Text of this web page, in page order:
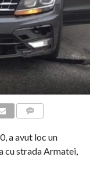
a avut loc un
cu strada Armatei,